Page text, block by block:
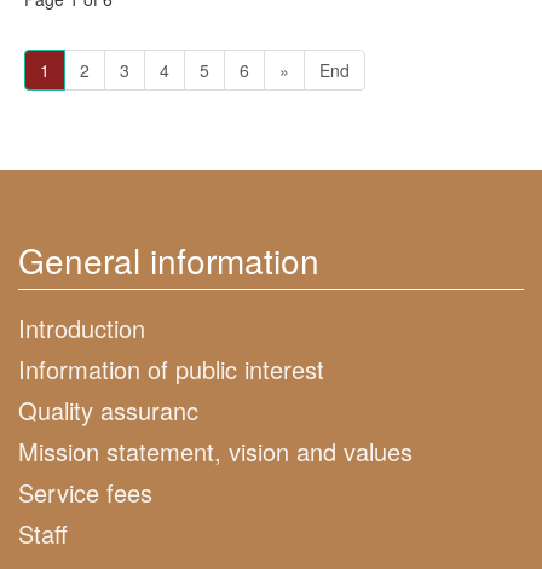
1 2 3 4 5 6 » End
General information
Introduction
Information of public interest
Quality assuranc
Mission statement, vision and values
Service fees
Staff